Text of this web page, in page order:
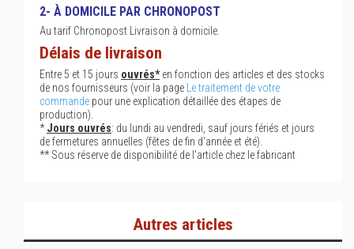
2- À DOMICILE PAR CHRONOPOST
Au tarif Chronopost Livraison à domicile.
Délais de livraison
Entre 5 et 15 jours ouvrés*en fonction des articles et des stocks
de nos fournisseurs (voir la page
Le traitement de votre
commande pour une explication détaillée des étapes de
production).
*Jours ouvrés: du lundi au vendredi, sauf jours fériés et jours
de fermetures annuelles (fêtes de fin d'année et été).
** Sous réserve de disponibilité de l'article chez le fabricant
Autres articles